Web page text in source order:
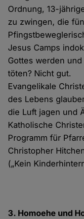
Ordnung, 13-
zu zwingen, die
Jesus Camps
Gottes werden
töten? Nicht gut.
Evangelikale
des Lebens
die Luft jagen und
Katholische
Programm für
Christopher
(„Kein
3. Homoehe und